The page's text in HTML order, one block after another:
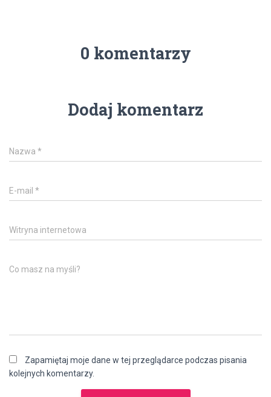
0 komentarzy
Dodaj komentarz
Nazwa *
E-mail *
Witryna internetowa
Co masz na myśli?
Zapamiętaj moje dane w tej przeglądarce podczas pisania
kolejnych komentarzy.